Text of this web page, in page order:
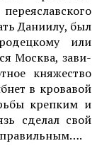
Даниилу, был
или
Москва, зави­
княжество
в кровавой
крепким и
сде­лал свой
пра­вильным….